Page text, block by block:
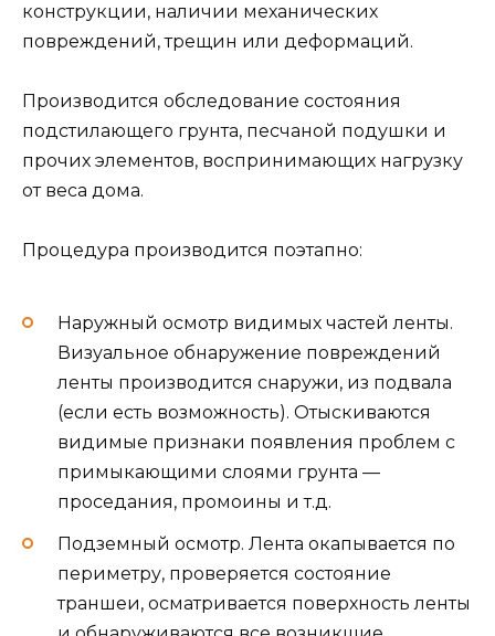
конструкции, наличии механических
повреждений, трещин или деформаций.
Производится обследование состояния
подстилающего грунта, песчаной подушки и
прочих элементов, воспринимающих нагрузку
от веса дома.
Процедура производится поэтапно:
Наружный осмотр видимых частей ленты.
Визуальное обнаружение повреждений
ленты производится снаружи, из подвала
(если есть возможность). Отыскиваются
видимые признаки появления проблем с
примыкающими слоями грунта —
проседания, промоины и т.д.
Подземный осмотр. Лента окапывается по
периметру, проверяется состояние
траншеи, осматривается поверхность ленты